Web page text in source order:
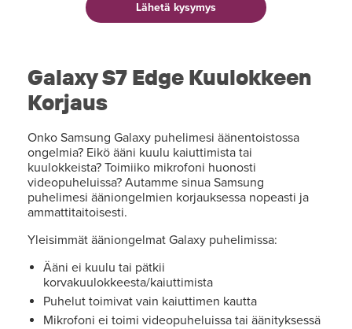
Galaxy S7 Edge Kuulokkeen
Korjaus
Onko Samsung Galaxy puhelimesi äänentoistossa
ongelmia? Eikö ääni kuulu kaiuttimista tai
kuulokkeista? Toimiiko mikrofoni huonosti
videopuheluissa? Autamme sinua Samsung
puhelimesi ääniongelmien korjauksessa nopeasti ja
ammattitaitoisesti.
Yleisimmät ääniongelmat Galaxy puhelimissa:
Ääni ei kuulu tai pätkii
korvakuulokkeesta/kaiuttimista
Puhelut toimivat vain kaiuttimen kautta
Mikrofoni ei toimi videopuheluissa tai äänityksessä